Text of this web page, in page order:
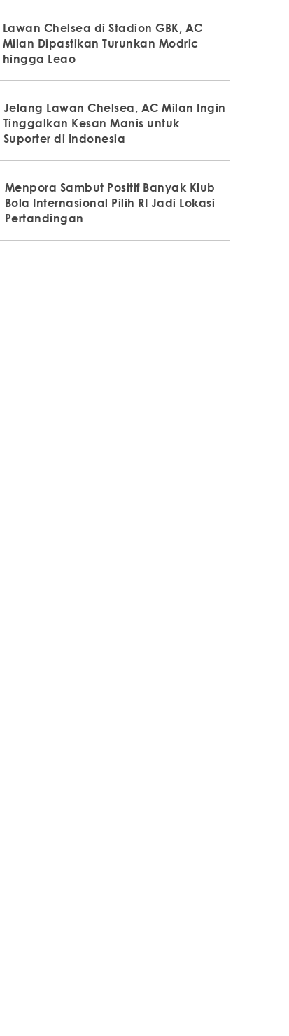
Lawan Chelsea di Stadion GBK, AC
Milan Dipastikan Turunkan Modric
hingga Leao
Jelang Lawan Chelsea, AC Milan Ingin
Tinggalkan Kesan Manis untuk
Suporter di Indonesia
Menpora Sambut Positif Banyak Klub
Bola Internasional Pilih RI Jadi Lokasi
Pertandingan